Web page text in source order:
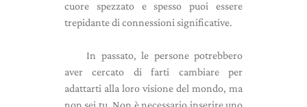
cuore spezzato e spesso puoi essere
trepidante di connessioni significative.
In passato, le persone potrebbero
aver cercato di farti cambiare per
adattarti alla loro visione del mondo, ma
non sei tu. Non è necessario inserire uno